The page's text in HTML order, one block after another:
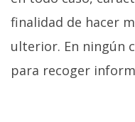
finalidad de hacer
ulterior. En ningún
para recoger